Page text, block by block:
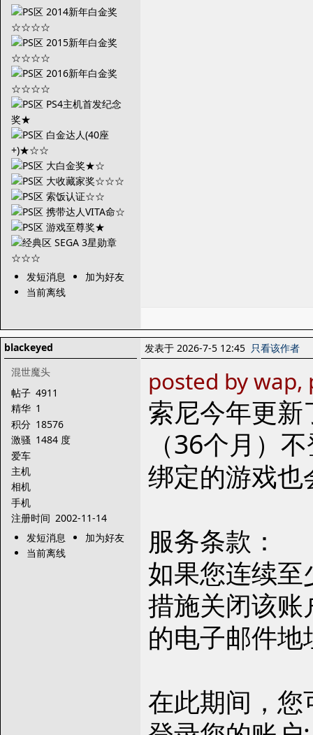
发短消息
加为好友
当前离线
blackeyed
混世魔头
帖子 4911
精华 1
积分 18576
激骚 1484 度
爱车
主机
相机
手机
注册时间 2002-11-14
发短消息
加为好友
当前离线
发表于 2026-7-5 12:45 只看该作者
posted by
索尼今年更
（36个月）
绑定的游戏
服务条款：
如果您连续
措施关闭该
的电子邮件
在此期间，您